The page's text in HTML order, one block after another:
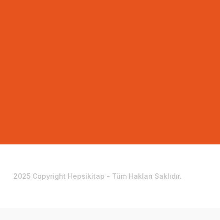
2025 Copyright Hepsikitap - Tüm Hakları Saklıdır.